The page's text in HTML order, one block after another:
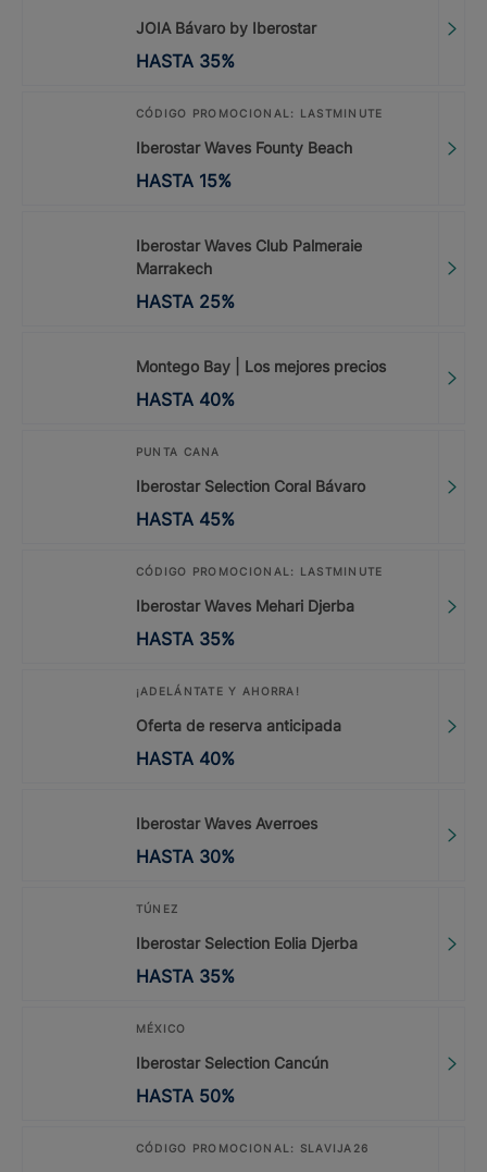
JOIA Bávaro by Iberostar
HASTA 35%
CÓDIGO PROMOCIONAL: LASTMINUTE
Iberostar Waves Founty Beach
HASTA 15%
Iberostar Waves Club Palmeraie
Marrakech
HASTA 25%
Montego Bay | Los mejores precios
HASTA 40%
PUNTA CANA
Iberostar Selection Coral Bávaro
HASTA 45%
CÓDIGO PROMOCIONAL: LASTMINUTE
Iberostar Waves Mehari Djerba
HASTA 35%
¡ADELÁNTATE Y AHORRA!
Oferta de reserva anticipada
HASTA 40%
Iberostar Waves Averroes
HASTA 30%
TÚNEZ
Iberostar Selection Eolia Djerba
HASTA 35%
MÉXICO
Iberostar Selection Cancún
HASTA 50%
CÓDIGO PROMOCIONAL: SLAVIJA26